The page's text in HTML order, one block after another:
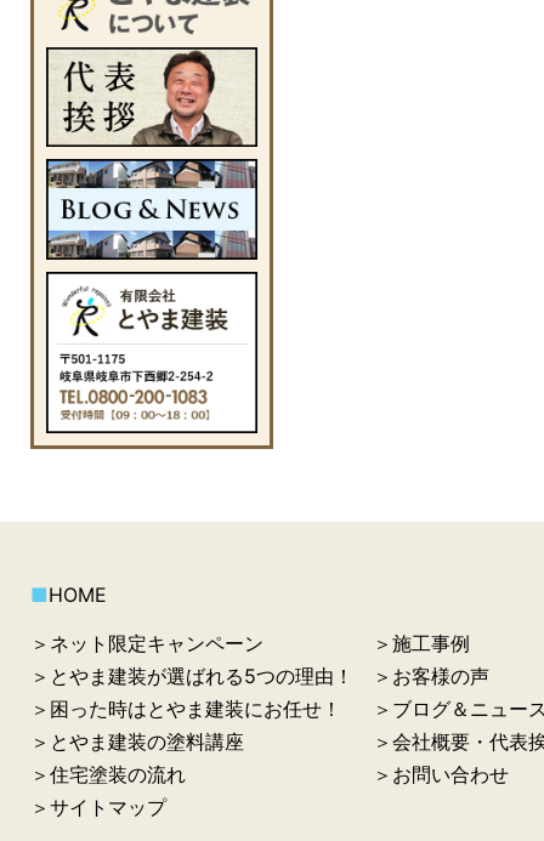
■HOME
＞ネット限定キャンペーン
＞とやま建装が選ばれる5つの理由！
＞困った時はとやま建装にお任せ！
＞とやま建装の塗料講座
＞住宅塗装の流れ
＞サイトマップ
＞施工事例
＞お客様の声
＞ブログ＆ニュー
＞会社概要・代表
＞お問い合わせ